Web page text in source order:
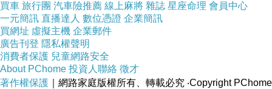
靈鏡傳奇-
人物簡介1：五段愛情故事
買車 旅行團 汽車險推薦 線上麻將 雜誌 星座命理 會員中心
一元簡訊 直播達人 數位憑證 企業簡訊
買網址 虛擬主機 企業郵件
廣告刊登 隱私權聲明
消費者保護 兒童網路安全
About PChome 投資人聯絡 徵才
著作權保護 ｜網路家庭版權所有、轉載必究 ‧Copyright PChome